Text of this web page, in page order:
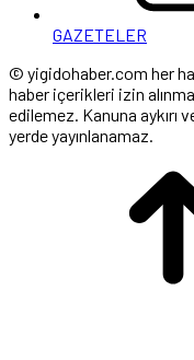
GAZETELER
© yigidohaber.com her
haber içerikleri izin
edilemez. Kanuna aykırı
yerde yayınlanamaz.